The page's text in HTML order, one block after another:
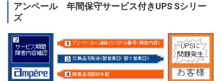
アンペール 年間保守サービス付きUPS Sシリー
ズ